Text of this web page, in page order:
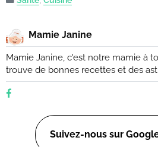
Mamie Janine
Mamie Janine, c'est notre mamie à
trouve de bonnes recettes et des
Suivez-nous sur